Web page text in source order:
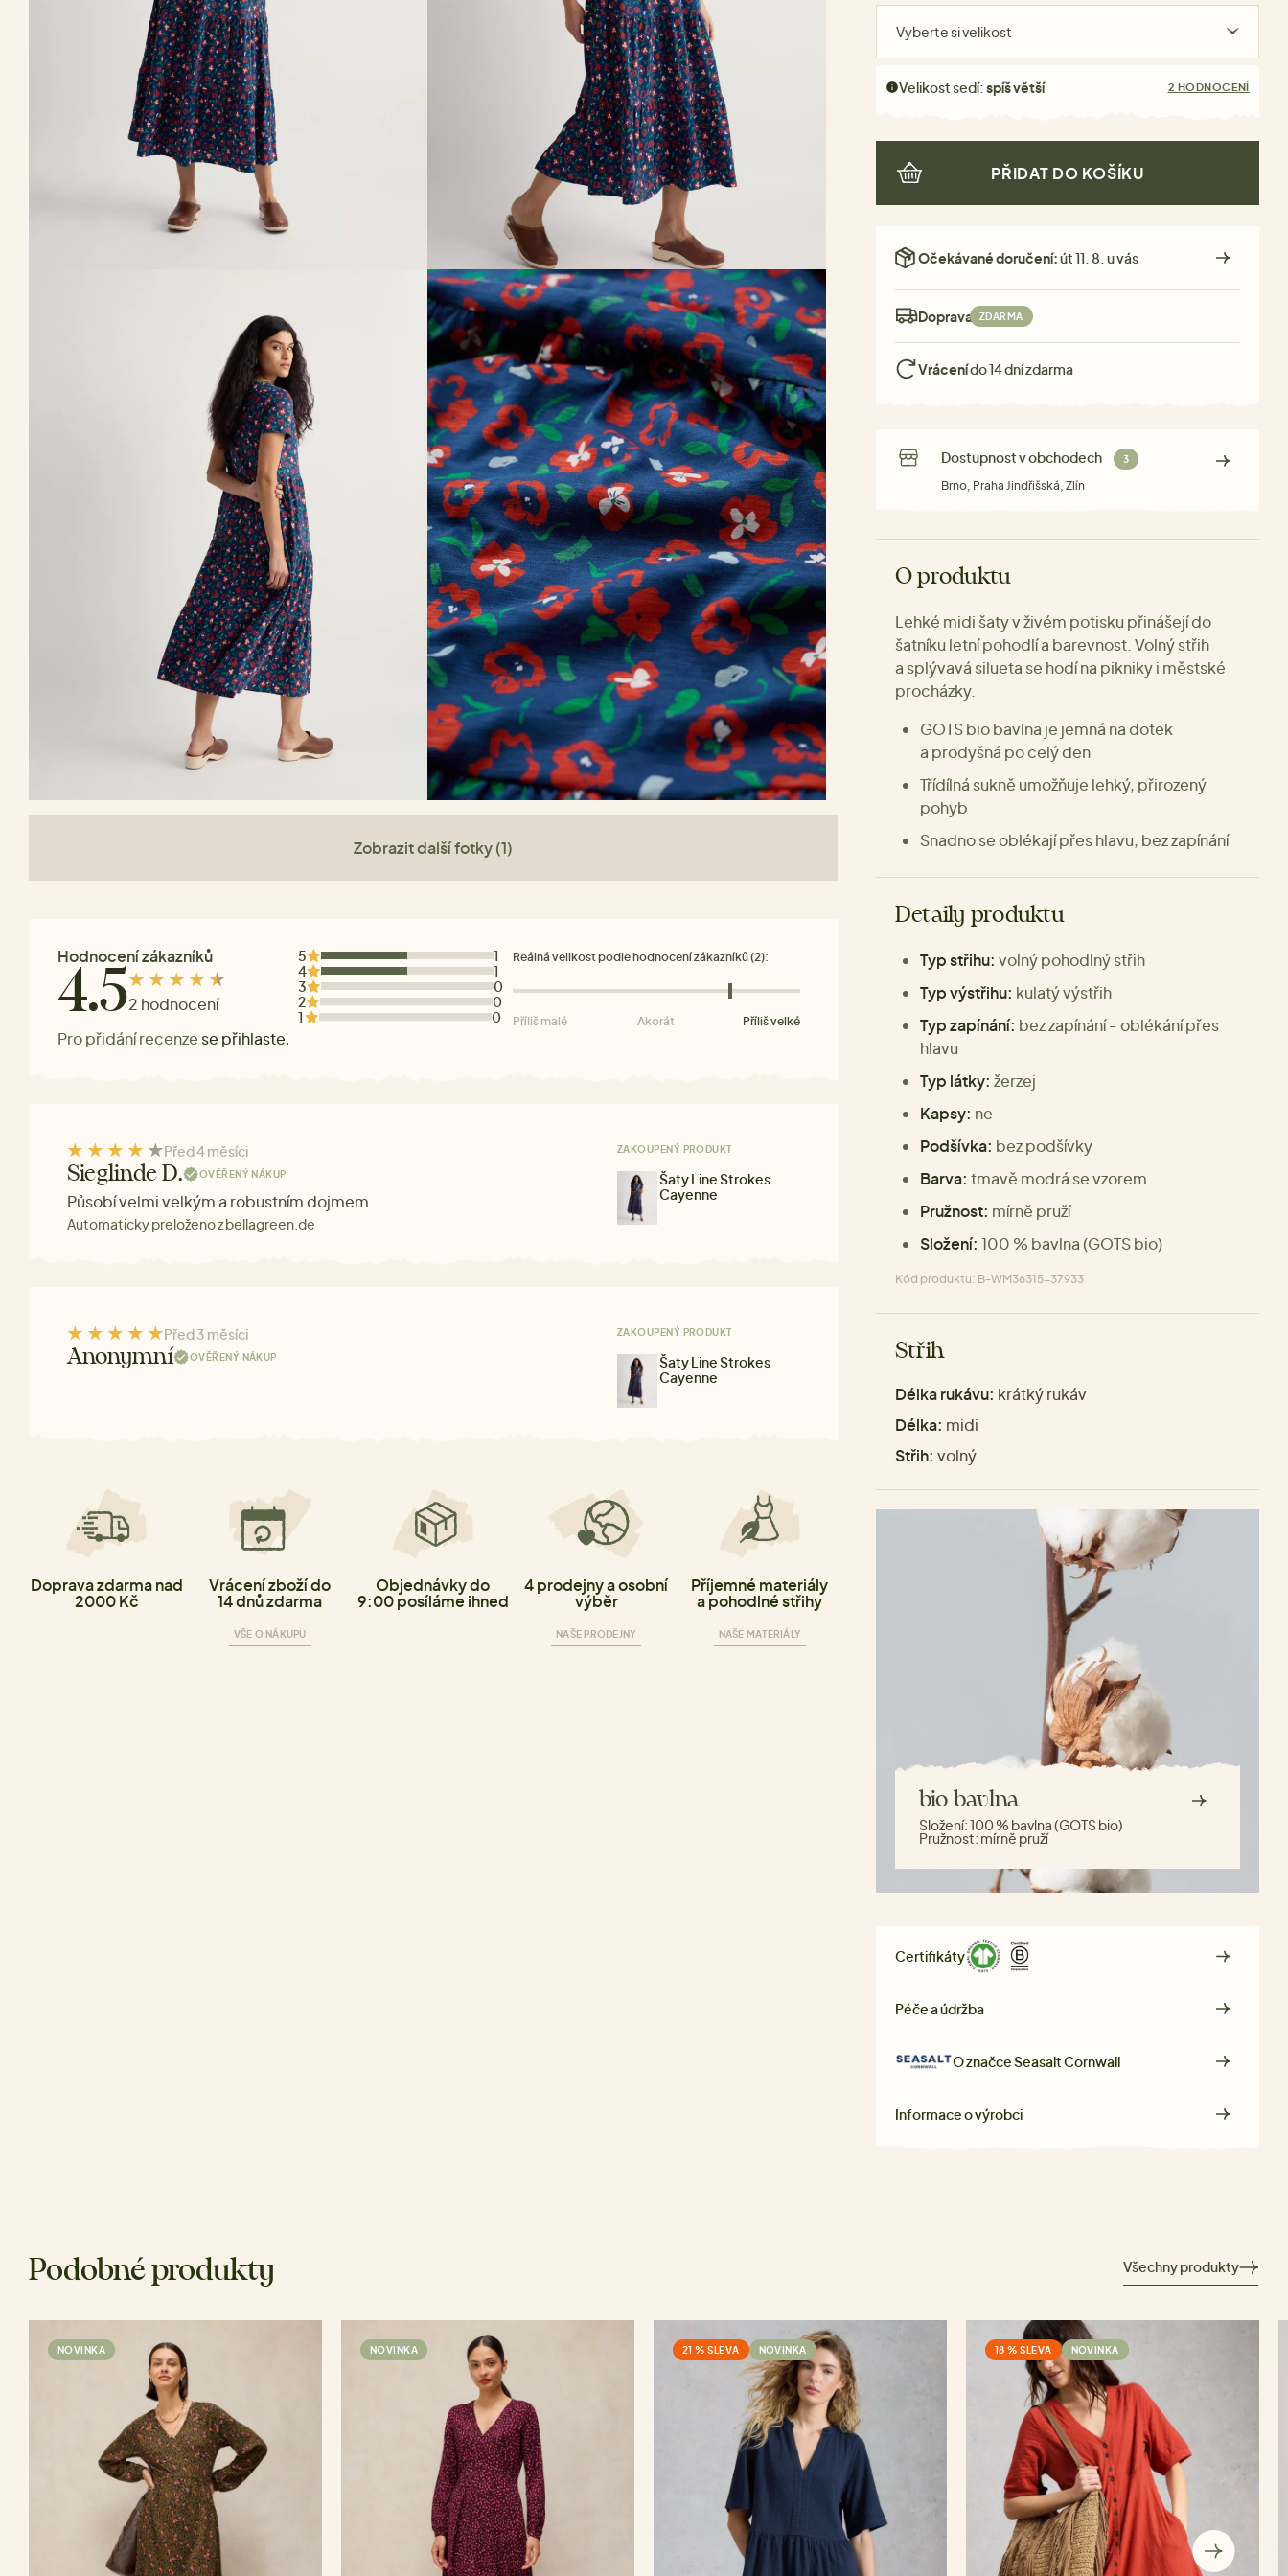
Zobrazit další fotky (1)
Hodnocení zákazníků
4.52 hodnocení
Pro přidání recenze se přihlaste.
5
1
4
1
3
0
2
0
1
0
Reálná velikost podle hodnocení zákazníků (2):
Příliš malé Akorát Příliš velké
Před 4 měsíci
Sieglinde D. OVĚŘENÝ NÁKUP
Působí velmi velkým a robustním dojmem.
Automaticky preloženo z bellagreen.de
ZAKOUPENÝ PRODUKT
Šaty Line Strokes
Cayenne
Před 3 měsíci
Anonymní OVĚŘENÝ NÁKUP
ZAKOUPENÝ PRODUKT
Šaty Line Strokes
Cayenne
Doprava zdarma nad
2000 Kč
Vrácení zboží do
14 dnů zdarma
VŠE O NÁKUPU
Objednávky do
9:00 posíláme ihned
4 prodejny a osobní
výběr
NAŠE PRODEJNY
Příjemné materiály
a pohodlné střihy
NAŠE MATERIÁLY
Vyberte si velikost
Velikost sedí:spíš větší 2 HODNOCENÍ
PŘIDAT DO KOŠÍKU
Očekávané doručení:út 11. 8. u vás
Doprava: ZDARMA
Vrácenído 14 dní zdarma
Dostupnost v obchodech 3
Brno, Praha Jindřišská, Zlín
O produktu
Lehké midi šaty v živém potisku přinášejí do
šatníku letní pohodlí a barevnost. Volný střih
a splývavá silueta se hodí na pikniky i městské
procházky.
GOTS bio bavlna je jemná na dotek
a prodyšná po celý den
Třídílná sukně umožňuje lehký, přirozený
pohyb
Snadno se oblékají přes hlavu, bez zapínání
Detaily produktu
Typ střihu: volný pohodlný střih
Typ výstřihu: kulatý výstřih
Typ zapínání: bez zapínání - oblékání přes
hlavu
Typ látky: žerzej
Kapsy: ne
Podšívka: bez podšívky
Barva: tmavě modrá se vzorem
Pružnost: mírně pruží
Složení: 100 % bavlna (GOTS bio)
Kód produktu: B-WM36315-37933
Střih
Délka rukávu: krátký rukáv
Délka: midi
Střih: volný
bio bavlna
Složení:100 % bavlna (GOTS bio)
Pružnost: mírně pruží
Certifikáty
Péče a údržba
O značceSeasalt Cornwall
Informace o výrobci
Podobné produkty Všechny produkty
NOVINKA NOVINKA 21 % SLEVA NOVINKA 18 % SLEVA NOVINKA